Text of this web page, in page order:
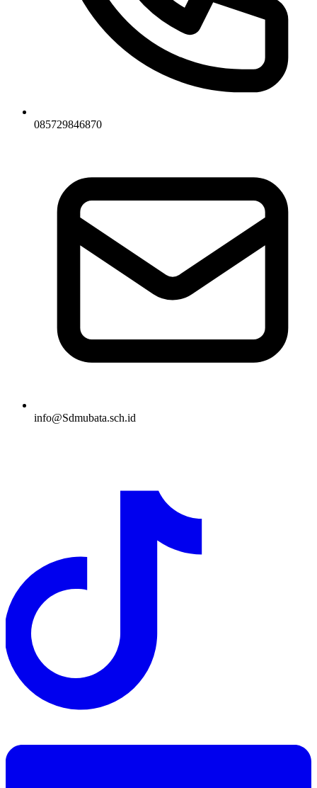
085729846870
info@Sdmubata.sch.id